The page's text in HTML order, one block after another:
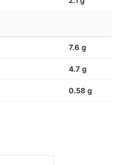
7.6 g
4.7 g
0.58 g